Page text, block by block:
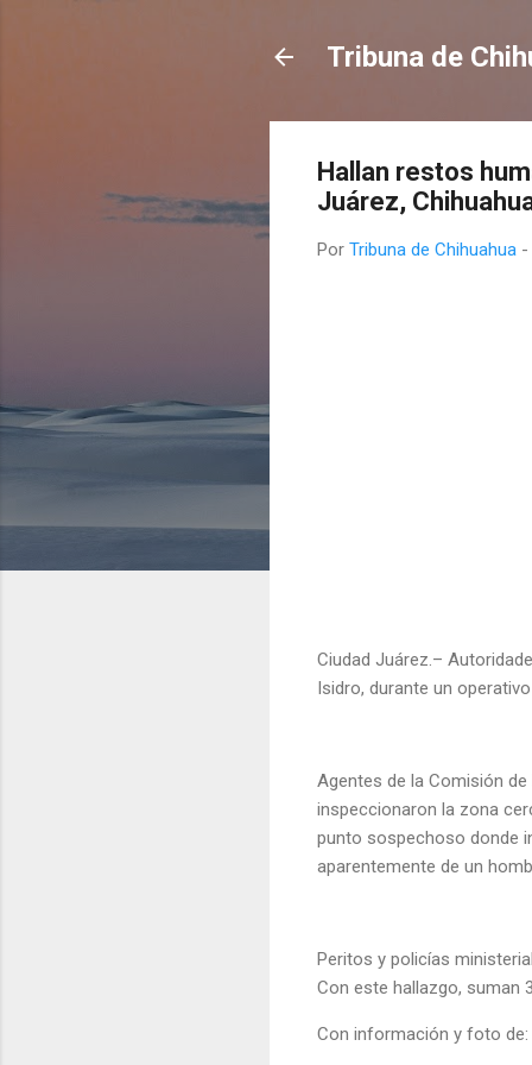
Tribuna de
Hallan restos
Juárez,
Por Tribuna de Chihuahua -
Ciudad Juárez.–
Isidro, durante un
Agentes de la Comisión
inspeccionaron la zona
punto sospechoso donde
aparentemente de un
Peritos y policías
Con este hallazgo, suman
Con información y foto de: